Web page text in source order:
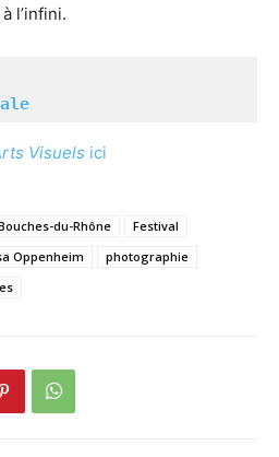
l’infini.
Visuels ici
du-Rhône
Festival
Oppenheim
photographie